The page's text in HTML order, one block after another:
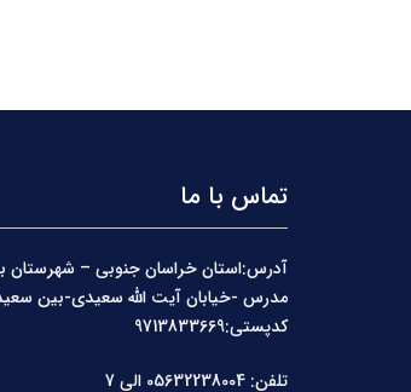
تماس با ما
آدرس:استان خراسان جنوبی – شهرستان
کدپستی:9713833669
تلفن: 05632238004 الی 7